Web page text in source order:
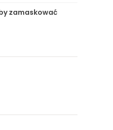
zamaskować